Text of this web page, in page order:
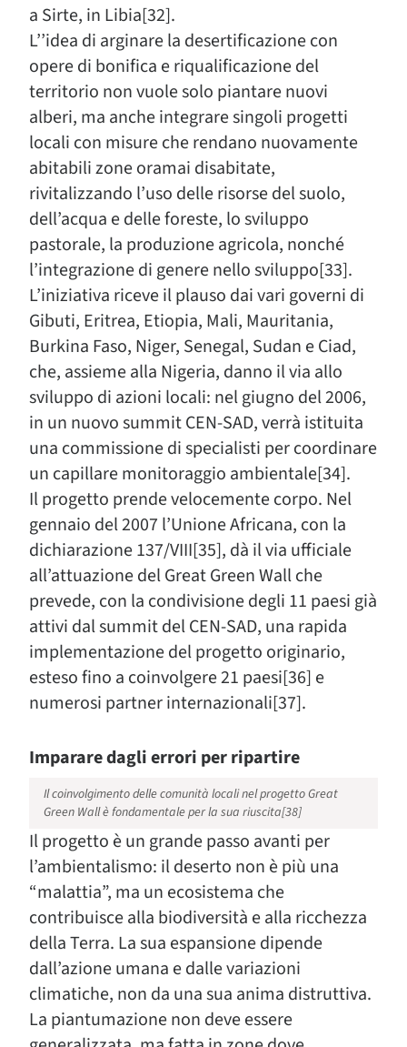
a Sirte, in Libia[32].
L’’idea di arginare la desertificazione con
opere di bonifica e riqualificazione del
territorio non vuole solo piantare nuovi
alberi, ma anche integrare singoli progetti
locali con misure che rendano nuovamente
abitabili zone oramai disabitate,
rivitalizzando l’uso delle risorse del suolo,
dell’acqua e delle foreste, lo sviluppo
pastorale, la produzione agricola, nonché
l’integrazione di genere nello sviluppo[33].
L’iniziativa riceve il plauso dai vari governi di
Gibuti, Eritrea, Etiopia, Mali, Mauritania,
Burkina Faso, Niger, Senegal, Sudan e Ciad,
che, assieme alla Nigeria, danno il via allo
sviluppo di azioni locali: nel giugno del 2006,
in un nuovo summit CEN-SAD, verrà istituita
una commissione di specialisti per coordinare
un capillare monitoraggio ambientale[34].
Il progetto prende velocemente corpo. Nel
gennaio del 2007 l’Unione Africana, con la
dichiarazione 137/VIII[35], dà il via ufficiale
all’attuazione del Great Green Wall che
prevede, con la condivisione degli 11 paesi già
attivi dal summit del CEN-SAD, una rapida
implementazione del progetto originario,
esteso fino a coinvolgere 21 paesi[36] e
numerosi partner internazionali[37].
Imparare dagli errori per ripartire
Il coinvolgimento delle comunità locali nel progetto Great
Green Wall è fondamentale per la sua riuscita[38]
Il progetto è un grande passo avanti per
l’ambientalismo: il deserto non è più una
“malattia”, ma un ecosistema che
contribuisce alla biodiversità e alla ricchezza
della Terra. La sua espansione dipende
dall’azione umana e dalle variazioni
climatiche, non da una sua anima distruttiva.
La piantumazione non deve essere